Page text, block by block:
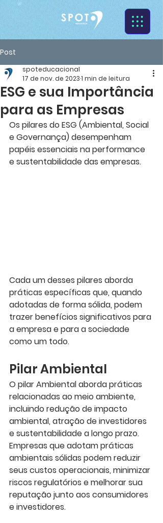
Post
ESG e sua Importância
para as Empresas
spoteducacional
17 de nov. de 20231 min de leitura
Os pilares do ESG (Ambiental, Social
e Governança) desempenham
papéis essenciais na performance
e sustentabilidade das empresas.
Cada um desses pilares aborda
práticas específicas que, quando
adotadas de forma sólida, podem
trazer benefícios significativos para
a empresa e para a sociedade
como um todo.
Pilar Ambiental
O pilar Ambiental aborda práticas
relacionadas ao meio ambiente,
incluindo redução de impacto
ambiental, atração de investidores
e sustentabilidade a longo prazo.
Empresas que adotam práticas
ambientais sólidas podem reduzir
seus custos operacionais, minimizar
riscos regulatórios e melhorar sua
reputação junto aos consumidores
e investidores.